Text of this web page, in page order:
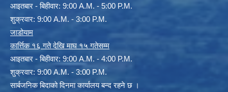
आइतबार - बिहीवार: 9:00 A.M. - 5:00 P.M.
शुक्रवार: 9:00 A.M. - 3:00 P.M.
जाडोयाम
कार्त्तिक १६ गते देखि माघ १५ गतेसम्म
आइतबार - बिहीवार: 9:00 A.M. - 4:00 P.M.
शुक्रवार: 9:00 A.M. - 3:00 P.M.
सार्बजनिक बिदाको दिनमा कार्यालय बन्द रहने छ ।